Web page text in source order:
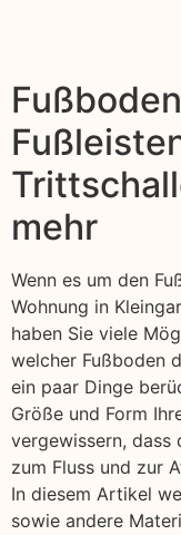
mehr
Wenn es um den
Wohnung in
haben Sie viele
welcher Fußboden
ein paar Dinge
Größe und Form
vergewissern, dass
zum Fluss und zur
In diesem Artikel
sowie andere